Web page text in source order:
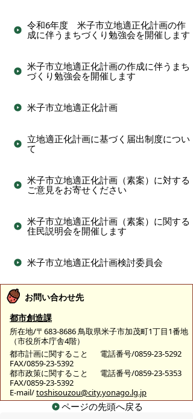
令和6年度 米子市立地適正化計画の作
成に伴うまちづくり勉強会を開催します
米子市立地適正化計画の作成に伴うまち
づくり勉強会を開催します
米子市立地適正化計画
立地適正化計画に基づく届出制度につい
て
米子市立地適正化計画（素案）に対する
ご意見をお寄せください
米子市立地適正化計画（素案）に関する
住民説明会を開催します
米子市立地適正化計画検討委員会
お問い合わせ先
都市創造課
所在地/〒683-8686 鳥取県米子市加茂町1丁目1番地
（市役所本庁舎4階）
都市計画に関すること
電話番号/0859-23-5292
FAX/0859-23-5392
都市政策に関すること
電話番号/0859-23-5353
FAX/0859-23-5392
E-mail/toshisouzou@city.yonago.lg.jp
ページの先頭へ戻る